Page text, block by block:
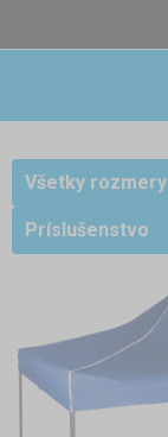
Všetky
Príslušenstvo